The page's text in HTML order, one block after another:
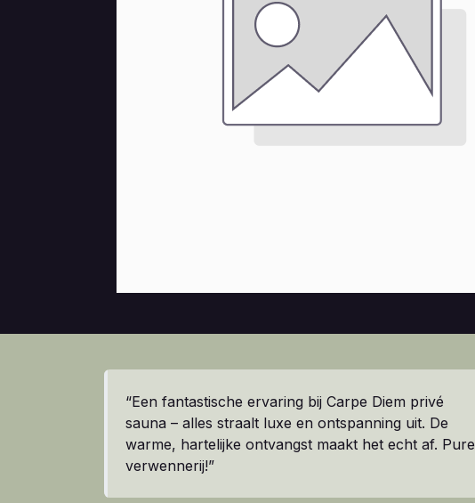
“Een fantastische ervaring bij Carpe Diem privé
sauna – alles straalt luxe en ontspanning uit. De
warme, hartelijke ontvangst maakt het echt af. Pure
verwennerij!”